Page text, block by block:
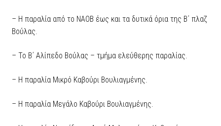
– Η παραλία από το ΝΑΟΒ έως και τα δυτικά όρια της Β΄ πλαζ
Βούλας.
– Το Β΄ Αλίπεδο Βούλας – τμήμα ελεύθερης παραλίας.
– Η παραλία Μικρό Καβούρι Βουλιαγμένης.
– Η παραλία Μεγάλο Καβούρι Βουλιαγμένης.